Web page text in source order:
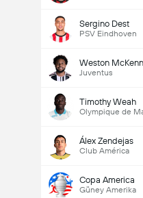
Sergino Dest
PSV Eindhoven
Weston
Juventus
Timothy Weah
Olympique de
Álex Zendejas
Club América
Copa America
Güney Amerika